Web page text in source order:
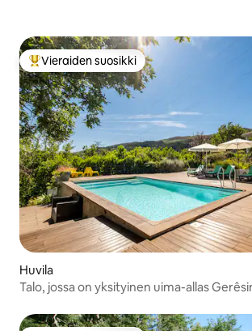
Vieraiden suosikkien parhaimmistoa
Vieraiden suosikki
Huvila
Talo, jossa on yksityinen uima-allas